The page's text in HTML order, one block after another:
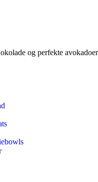
og perfekte avokadoer